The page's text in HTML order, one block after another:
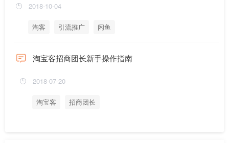
2018-10-04
淘客 引流推广 闲鱼
淘宝客招商团长新手操作指南
2018-07-20
淘宝客 招商团长